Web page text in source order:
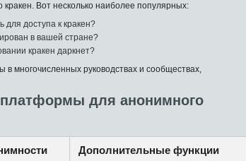
Вот несколько наиболее популярных:
для доступа к кракен?
в вашей стране?
кракен даркнет?
многочисленных руководствах и сообществах,
для анонимного
Дополнительные функции